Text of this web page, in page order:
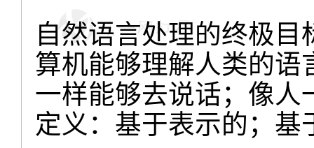
自然语言处理的终极
算机能够理解人类的语
一样能够去说话；像人
定义：基于表示的；基